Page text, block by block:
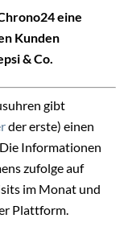
eine
Kunden
& Co.
gibt
der erste) einen
Informationen
zufolge auf
im Monat und
Plattform.